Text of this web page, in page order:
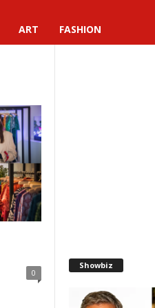
ART FASHION
0
Showbiz